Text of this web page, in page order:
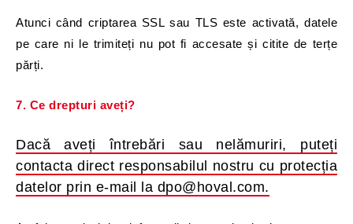
Atunci când criptarea SSL sau TLS este activată, datele
pe care ni le trimiteți nu pot fi accesate și citite de terțe
părți.
7. Ce drepturi aveți?
Dacă aveți întrebări sau nelămuriri, puteți
contacta direct responsabilul nostru cu protecția
datelor prin e-mail la dpo@hoval.com.